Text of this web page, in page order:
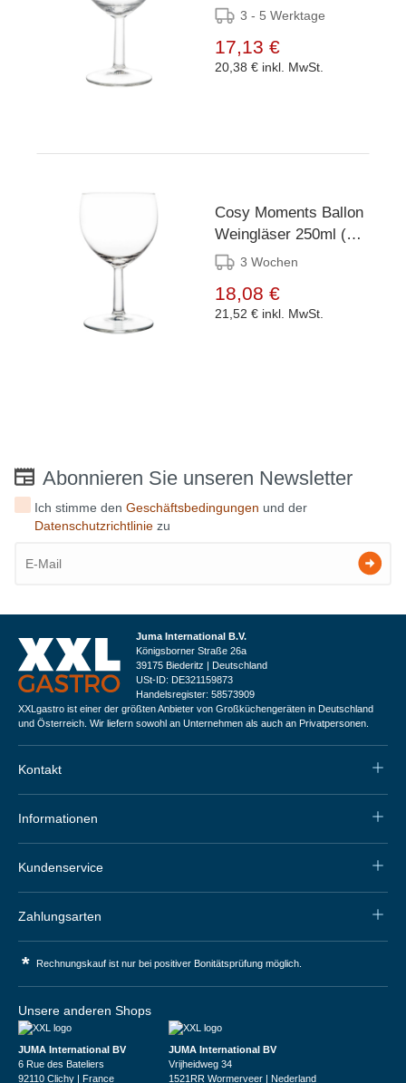
Stück)3 - 5 Werktage
17,13 €
20,38 € inkl. MwSt.
Cosy Moments Ballon
Weingläser 250ml (12
Stück)3 Wochen
18,08 €
21,52 € inkl. MwSt.
Abonnieren Sie unseren Newsletter
Ich stimme denGeschäftsbedingungen und der
Datenschutzrichtlinie zu
Juma International B.V.
Königsborner Straße 26a
39175 Biederitz | Deutschland
USt-ID: DE321159873
Handelsregister: 58573909
XXLgastro ist einer der größten Anbieter von Großküchengeräten in Deutschland
und Österreich. Wir liefern sowohl an Unternehmen als auch an Privatpersonen.
Kontakt
Informationen
Kundenservice
Zahlungsarten
* Rechnungskauf ist nur bei positiver Bonitätsprüfung möglich.
Unsere anderen Shops
JUMA International BV
6 Rue des Bateliers
92110 Clichy | France
JUMA International BV
Vrijheidweg 34
1521RR Wormerveer | Nederland